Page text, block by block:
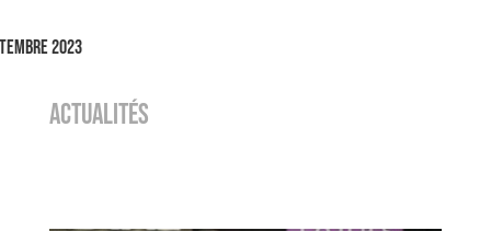
2023
ACTUALITÉS